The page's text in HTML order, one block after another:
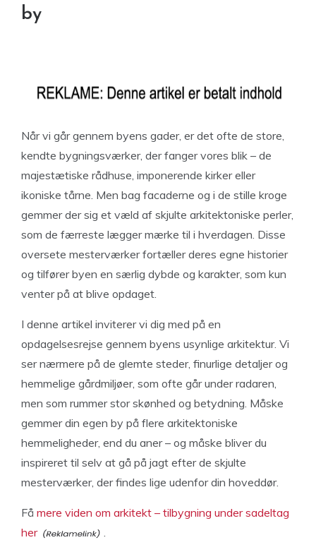
by
Når vi går gennem byens gader, er det ofte de store,
kendte bygningsværker, der fanger vores blik – de
majestætiske rådhuse, imponerende kirker eller
ikoniske tårne. Men bag facaderne og i de stille kroge
gemmer der sig et væld af skjulte arkitektoniske perler,
som de færreste lægger mærke til i hverdagen. Disse
oversete mesterværker fortæller deres egne historier
og tilfører byen en særlig dybde og karakter, som kun
venter på at blive opdaget.
I denne artikel inviterer vi dig med på en
opdagelsesrejse gennem byens usynlige arkitektur. Vi
ser nærmere på de glemte steder, finurlige detaljer og
hemmelige gårdmiljøer, som ofte går under radaren,
men som rummer stor skønhed og betydning. Måske
gemmer din egen by på flere arkitektoniske
hemmeligheder, end du aner – og måske bliver du
inspireret til selv at gå på jagt efter de skjulte
mesterværker, der findes lige udenfor din hoveddør.
Få mere viden om arkitekt – tilbygning under sadeltag
her
.